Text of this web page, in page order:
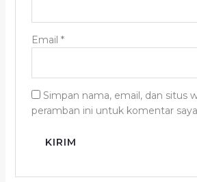
Email *
Simpan nama, email, dan situs
peramban ini untuk komentar